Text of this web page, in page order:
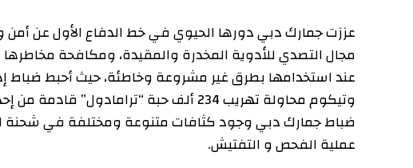
عززت جمارك دبي دورها الحيوي في خط الدفاع الأول عن أمن
مجال التصدي للأدوية المخدرة والمقيدة، ومكافحة مخاطرها
عند استخدامها بطرق غير مشروعة وخاطئة، حيث أحبط ضباط إدارة
وتيكوم محاولة تهريب 234 ألف حبة “ترامادول”
ضباط جمارك دبي وجود كثافات متنوعة ومختلفة في شحنة
عملية الفحص و التفتيش.